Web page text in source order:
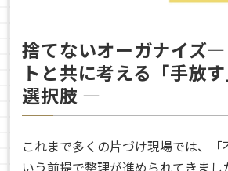
捨てないオーガナイズ
トと共に考える「手放
選択肢 ―
これまで多くの片づけ現場では、「
いう前提で整理が進められてきまし